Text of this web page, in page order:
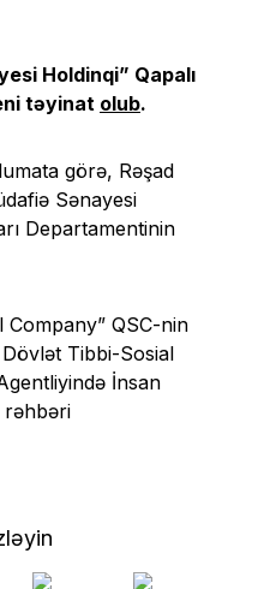
Holdinqi” Qapalı
təyinat olub.
görə, Rəşad
Sənayesi
Departamentinin
QSC-nin
Tibbi-Sosial
İnsan
rəhbəri